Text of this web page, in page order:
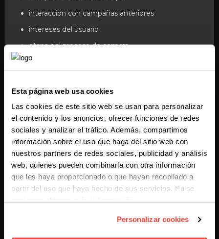
Esta página web usa cookies
Las cookies de este sitio web se usan para personalizar
el contenido y los anuncios, ofrecer funciones de redes
sociales y analizar el tráfico. Además, compartimos
información sobre el uso que haga del sitio web con
nuestros partners de redes sociales, publicidad y análisis
web, quienes pueden combinarla con otra información
que les haya proporcionado o que hayan recopilado a
partir del uso que haya hecho de sus servicios. Pulse
Personalizar cookies
interacción con campañas anteriores
intereses del usuario
etapa del proceso de compra
Cuanto más personalizado sea el mensaje, mayor será
Automatización del email
marketing
Elemail marketing automatizado permite enviar
mensajes en el momento adecuado sin intervención
manual.